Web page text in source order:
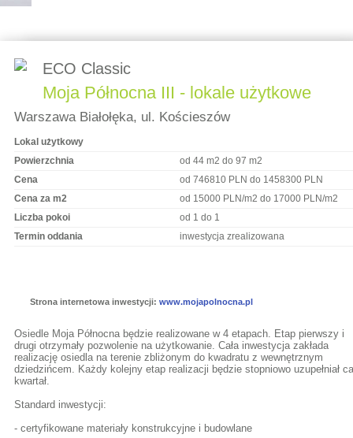
ECO Classic
Moja Północna III - lokale użytkowe
Warszawa Białołęka, ul. Kościeszów
Lokal użytkowy
Powierzchnia
od 44 m2 do 97 m2
Cena
od 746810 PLN do 1458300 PLN
Cena za m2
od 15000 PLN/m2 do 17000 PLN/m2
Liczba pokoi
od 1 do 1
Termin oddania
inwestycja zrealizowana
Strona internetowa inwestycji: www.mojapolnocna.pl
Osiedle Moja Północna będzie realizowane w 4 etapach. Etap pierwszy i
drugi otrzymały pozwolenie na użytkowanie. Cała inwestycja zakłada
realizację osiedla na terenie zbliżonym do kwadratu z wewnętrznym
dziedzińcem. Każdy kolejny etap realizacji będzie stopniowo uzupełniał
kwartał.
Standard inwestycji:
- certyfikowane materiały konstrukcyjne i budowlane